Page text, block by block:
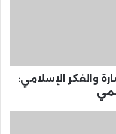
والفكر الإسلامي: